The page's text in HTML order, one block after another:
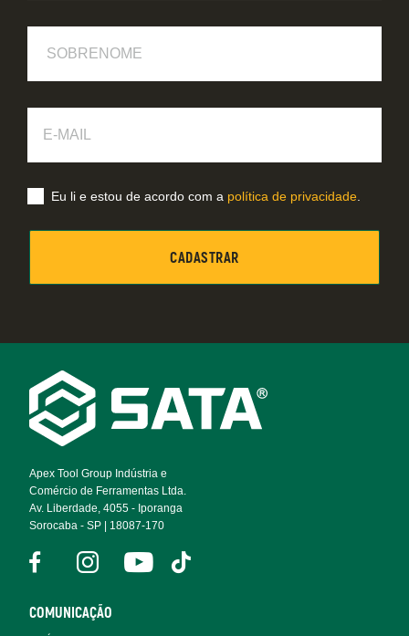
Footer
Navigation
Apex Tool Group Indústria e
Comércio de Ferramentas Ltda.
Av. Liberdade, 4055 - Iporanga
Sorocaba - SP | 18087-170
COMUNICAÇÃO
Mail
Eu li e estou de acordo com a política de privacidade